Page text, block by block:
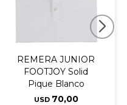
REMERA JUNIOR
FOOTJOY Solid
Pique Blanco
USD 70,00